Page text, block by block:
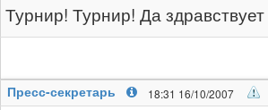
Турнир! Турнир! Да
Пресс-секретарь
18:31 16/10/2007